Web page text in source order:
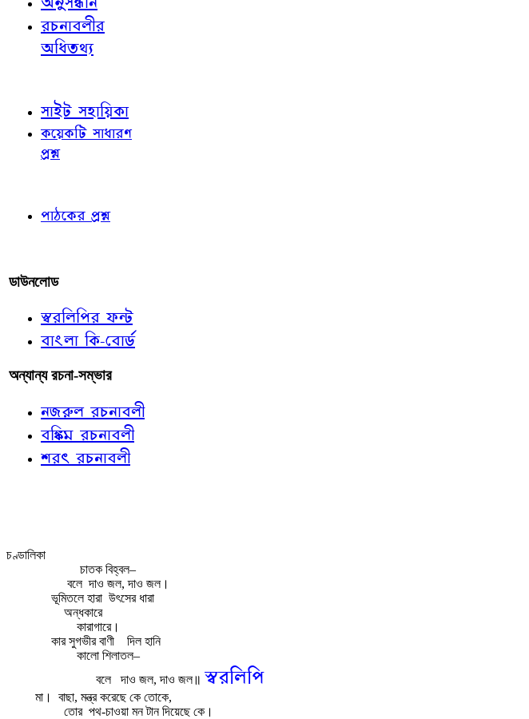
রচনাবলীর
অধিতথ্য
সাইট সহায়িকা
কয়েকটি সাধারণ
প্রশ্ন
পাঠকের প্রশ্ন
ডাউনলোড
স্বরলিপির ফন্ট
বাংলা কি-বোর্ড
অন্যান্য রচনা-সম্ভার
নজরুল রচনাবলী
বঙ্কিম রচনাবলী
শরৎ রচনাবলী
চণ্ডালিকা
চাতক বিহ্বল–
বলে দাও জল, দাও জল।
ভূমিতলে হারা উৎসের ধারা
অন্ধকারে
কারাগারে।
কার সুগভীর বাণী
দিল হানি
কালো শিলাতল–
বলে
দাও জল, দাও জল॥ স্বরলিপি
মা।
বাছা, মন্ত্র করেছে কে তোকে,
তোর পথ-চাওয়া মন টান দিয়েছে কে।